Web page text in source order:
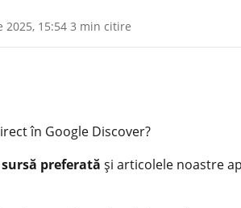
15:54 3 min citire
în Google Discover?
sursă preferată și articolele noastre